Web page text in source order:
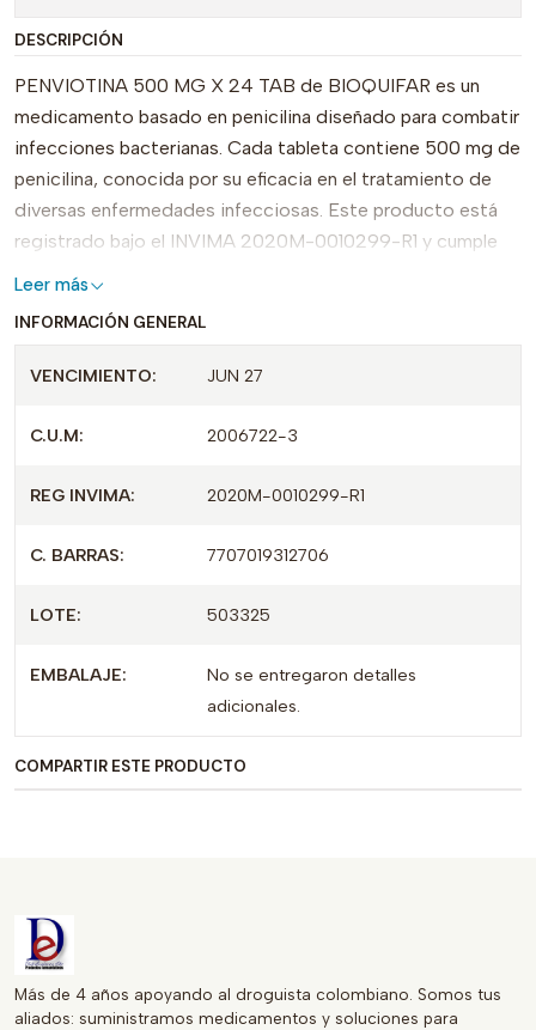
DESCRIPCIÓN
PENVIOTINA 500 MG X 24 TAB de BIOQUIFAR es un
medicamento basado en penicilina diseñado para combatir
infecciones bacterianas. Cada tableta contiene 500 mg de
penicilina, conocida por su eficacia en el tratamiento de
diversas enfermedades infecciosas. Este producto está
registrado bajo el INVIMA 2020M-0010299-R1 y cumple
con altos estándares de calidad.
Lo que distingue a PENVIOTINA es su formulación
de 24 tabletas, lo que facilita su dosificación. Ideal para
su uso abarca desde infecciones respiratorias hasta
Aproveche los beneficios de este producto que combina
para una adecuada indicación y uso. PENVIOTINA es la
antimicrobiano efectivo en un formato fácil de administrar.
Leer más
INFORMACIÓN GENERAL
VENCIMIENTO: JUN 27
C.U.M: 2006722-3
REG INVIMA: 2020M-0010299-R1
C. BARRAS: 7707019312706
LOTE: 503325
EMBALAJE:
No se entregaron detalles
adicionales.
COMPARTIR ESTE PRODUCTO
Más de 4 años apoyando al droguista colombiano. Somos tus
aliados: suministramos medicamentos y soluciones para